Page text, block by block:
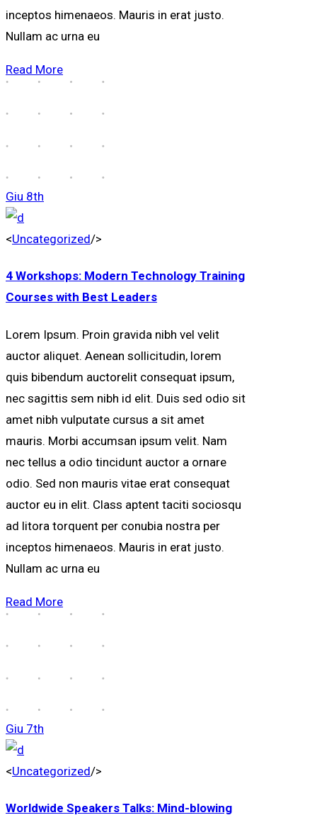
inceptos himenaeos. Mauris in erat justo.
Nullam ac urna eu
Read More
Giu 8th
<Uncategorized/>
4 Workshops: Modern Technology Training
Courses with Best Leaders
Lorem Ipsum. Proin gravida nibh vel velit
auctor aliquet. Aenean sollicitudin, lorem
quis bibendum auctorelit consequat ipsum,
nec sagittis sem nibh id elit. Duis sed odio sit
amet nibh vulputate cursus a sit amet
mauris. Morbi accumsan ipsum velit. Nam
nec tellus a odio tincidunt auctor a ornare
odio. Sed non mauris vitae erat consequat
auctor eu in elit. Class aptent taciti sociosqu
ad litora torquent per conubia nostra per
inceptos himenaeos. Mauris in erat justo.
Nullam ac urna eu
Read More
Giu 7th
<Uncategorized/>
Worldwide Speakers Talks: Mind-blowing